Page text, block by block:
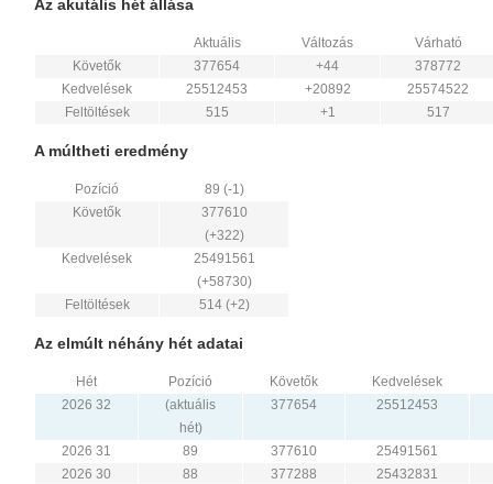
Az akutális hét állása
Aktuális Változás
Várható
Követők
377654 +44
378772
Kedvelések
25512453 +20892
25574522
Feltöltések
515 +1 517
A múltheti eredmény
Pozíció
89 (-1)
Követők
377610
(+322)
Kedvelések
25491561
(+58730)
Feltöltések
514 (+2)
Az elmúlt néhány hét adatai
Hét Pozíció Követők
Kedvelések
2026 32
(aktuális
hét)
377654 25512453
2026 31 89 377610
25491561
2026 30
88 377288
25432831